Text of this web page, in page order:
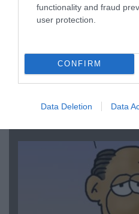
functionality and fraud
user protection.
CONFIRM
Data Deletion Data
06.08.2026 | 14:02
Αθήνα: